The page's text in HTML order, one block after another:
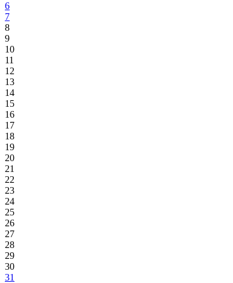
6
7
8
9
10
11
12
13
14
15
16
17
18
19
20
21
22
23
24
25
26
27
28
29
30
31